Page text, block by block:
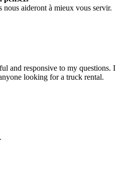
nous aideront à mieux vous servir.
and responsive to my questions. I
looking for a truck rental.